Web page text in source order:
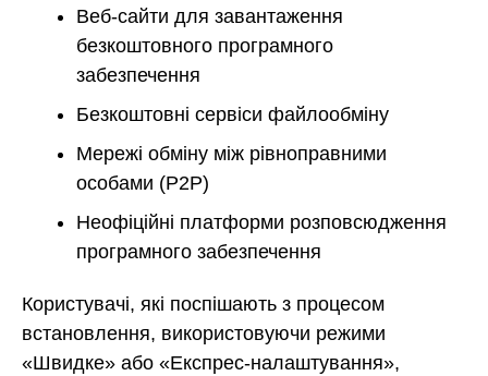
Веб-сайти для завантаження
безкоштовного програмного
забезпечення
Безкоштовні сервіси файлообміну
Мережі обміну між рівноправними
особами (P2P)
Неофіційні платформи розповсюдження
програмного забезпечення
Користувачі, які поспішають з процесом
встановлення, використовуючи режими
«Швидке» або «Експрес-налаштування»,